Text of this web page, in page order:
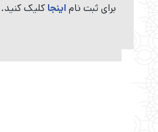
برای ثبت نام اینجا کلیک کنید.